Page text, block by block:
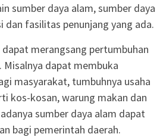
sumber daya alam, sumber daya
dan fasilitas penunjang yang ada.
dapat merangsang pertumbuhan
dapat membuka
masyarakat, tumbuhnya usaha
kos-kosan, warung makan dan
sumber daya alam dapat
bagi pemerintah daerah.